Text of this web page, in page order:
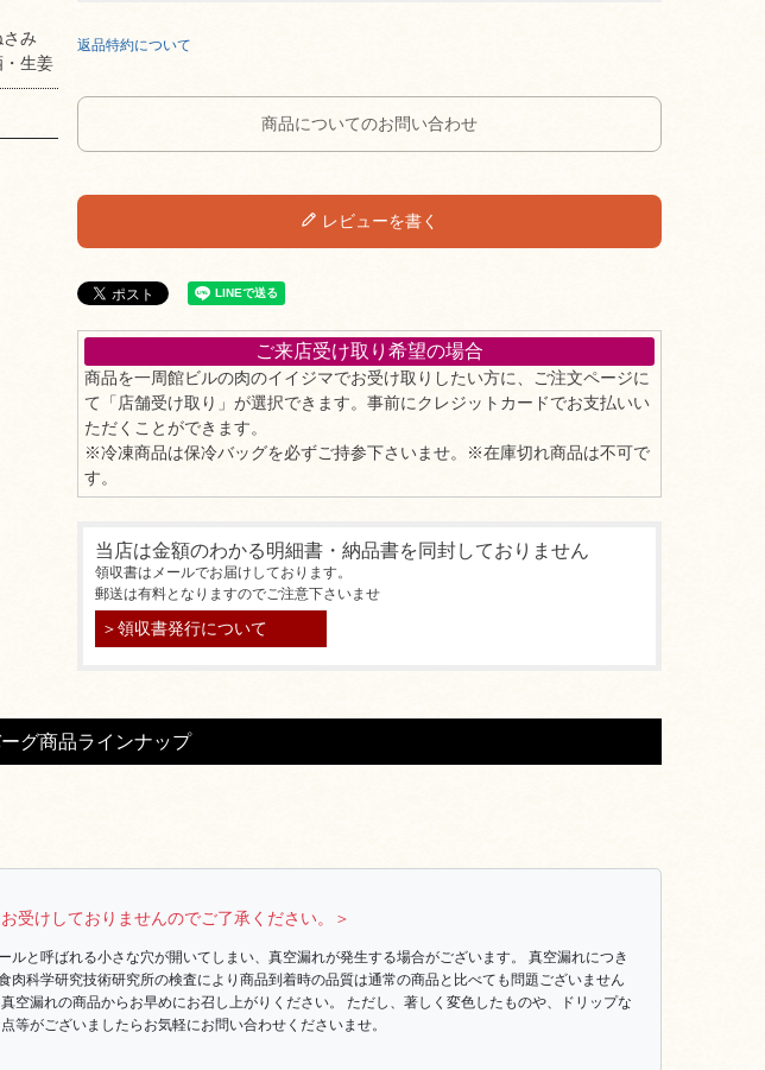
み
生姜
返品特約について
商品についてのお問い合わせ
レビューを書く
ご来店受け取り希望の場合
商品を一周館ビルの肉のイイジマでお受け取りしたい方に、ご注文ページに
て「店舗受け取り」が選択できます。事前にクレジットカードでお支払いい
ただくことができます。
※冷凍商品は保冷バッグを必ずご持参下さいませ。※在庫切れ商品は不可で
す。
当店は金額のわかる明細書・納品書を同封しておりません
領収書はメールでお届けしております。
郵送は有料となりますのでご注意下さいませ
＞領収書発行について
グ商品ラインナップ
受けしておりませんのでご了承ください。＞
と呼ばれる小さな穴が開いてしまい、真空漏れが発生する場合がございます。 真空漏れにつき
科学研究技術研究所の検査により商品到着時の品質は通常の商品と比べても問題ございません
空漏れの商品からお早めにお召し上がりください。 ただし、著しく変色したものや、ドリップな
等がございましたらお気軽にお問い合わせくださいませ。